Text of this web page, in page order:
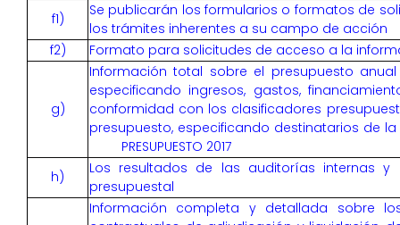
f1)
Se publicarán los formularios o formatos de
los trámites inherentes a su campo de acción
f2)
Formato para solicitudes de acceso a la
g)
Información total sobre el presupuesto
especificando ingresos, gastos,
conformidad con los clasificadores
presupuesto, especificando destinatarios de
PRESUPUESTO 2017
h)
Los resultados de las auditorías internas y
presupuestal
Información completa y detallada sobre